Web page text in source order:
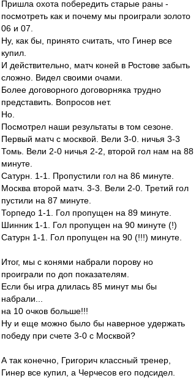
Пришла охота побередить старые раны -
посмотреть как и почему мы проиграли золото
06 и 07.
Ну, как бы, принято считать, что Гинер все
купил.
И действительно, матч коней в Ростове забыть
сложно. Видел своими очами.
Более договорного договорняка трудно
представить. Вопросов нет.
Но.
Посмотрел наши результаты в том сезоне.
Первый матч с москвой. Вели 3-0. ничья 3-3
Томь. Вели 2-0 ничья 2-2, второй гол нам на 88
минуте.
Сатурн. 1-1. Пропустили гол на 86 минуте.
Москва второй матч. 3-3. Вели 2-0. Третий гол
пустили на 87 минуте.
Торпедо 1-1. Гол пропущен на 89 минуте.
Шинник 1-1. Гол пропущен на 90 минуте (!)
Сатурн 1-1. Гол пропущен на 90 (!!!) минуте.
Итог, мы с конями набрали порову но
проиграли по доп показателям.
Если бы игра длилась 85 минут мы бы
набрали...
на 10 очков больше!!!
Ну и еще можно было бы наверное удержать
победу при счете 3-0 с Москвой?
А так конечно, Григорич классный тренер,
Гинер все купил, а Черчесов его подсидел.